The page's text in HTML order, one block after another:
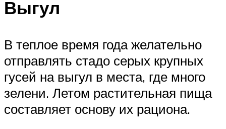
Выгул
В теплое время года желательно
отправлять стадо серых крупных
гусей на выгул в места, где много
зелени. Летом растительная пища
составляет основу их рациона.